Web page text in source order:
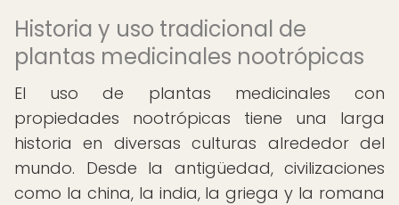
Historia y uso tradicional de
plantas medicinales nootrópicas
El uso de plantas medicinales con
propiedades nootrópicas tiene una larga
historia en diversas culturas alrededor del
mundo. Desde la antigüedad, civilizaciones
como la china, la india, la griega y la romana